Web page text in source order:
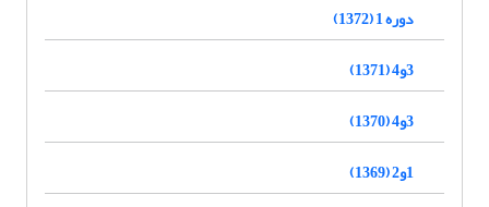
دوره 1 (1372)
3و4 (1371)
3و4 (1370)
1و2 (1369)